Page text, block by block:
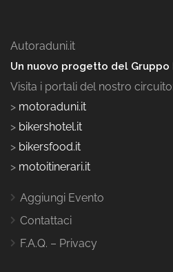
Autoraduni.it
Un nuovo progetto del Gruppo
Visita i portali del nostro circuito:
> motoraduni.it
> bikershotel.it
> bikersfood.it
> motoitinerari.it
Aggiungi Evento
Contattaci
F.A.Q. – Privacy